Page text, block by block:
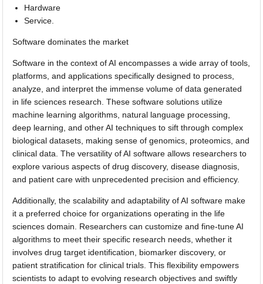
Hardware
Service.
Software dominates the market
Software in the context of AI encompasses a wide array of tools,
platforms, and applications specifically designed to process,
analyze, and interpret the immense volume of data generated
in life sciences research. These software solutions utilize
machine learning algorithms, natural language processing,
deep learning, and other AI techniques to sift through complex
biological datasets, making sense of genomics, proteomics, and
clinical data. The versatility of AI software allows researchers to
explore various aspects of drug discovery, disease diagnosis,
and patient care with unprecedented precision and efficiency.
Additionally, the scalability and adaptability of AI software make
it a preferred choice for organizations operating in the life
sciences domain. Researchers can customize and fine-tune AI
algorithms to meet their specific research needs, whether it
involves drug target identification, biomarker discovery, or
patient stratification for clinical trials. This flexibility empowers
scientists to adapt to evolving research objectives and swiftly